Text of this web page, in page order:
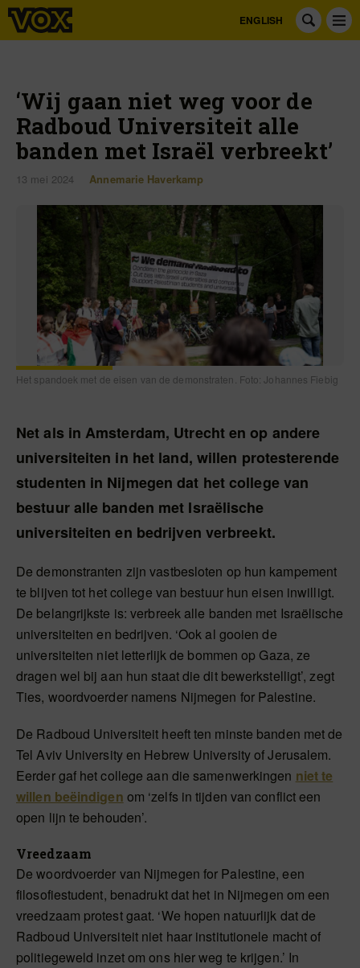
ENGLISH
‘Wij gaan niet weg voor de
Radboud Universiteit alle
banden met Israël verbreekt’
13 mei 2024 Annemarie Haverkamp
Het spandoek met de eisen van de demonstraten. Foto: Johannes Fiebig
Net als in Amsterdam, Utrecht en op andere
universiteiten in het land, willen protesterende
studenten in Nijmegen dat het college van
bestuur alle banden met Israëlische
universiteiten en bedrijven verbreekt.
De demonstranten zijn vastbesloten op hun kampement
te blijven tot het college van bestuur hun eisen inwilligt.
De belangrijkste is: verbreek alle banden met Israëlische
universiteiten en bedrijven. ‘Ook al gooien de
universiteiten niet letterlijk de bommen op Gaza, ze
dragen wel bij aan hun staat die dit bewerkstelligt’, zegt
Ties, woordvoerder namens Nijmegen for Palestine.
De Radboud Universiteit heeft ten minste banden met de
Tel Aviv University en Hebrew University of Jerusalem.
Eerder gaf het college aan die samenwerkingen niet te
willen beëindigen om ‘zelfs in tijden van conflict een
open lijn te behouden’.
Vreedzaam
De woordvoerder van Nijmegen for Palestine, een
filosofiestudent, benadrukt dat het in Nijmegen om een
vreedzaam protest gaat. ‘We hopen natuurlijk dat de
Radboud Universiteit niet haar institutionele macht of
politiegeweld inzet om ons hier weg te krijgen.’ In